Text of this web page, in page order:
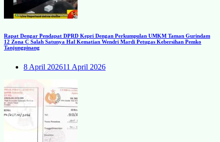
Rapat Dengar Pendapat DPRD Kepri Dengan Perkumpulan UMKM Taman Gurindam
12 Zona C Salah Satunya Hal Kematian Wendri Mardi Petugas Kebersihan Pemko
Tanjungpinang
8 April 202611 April 2026